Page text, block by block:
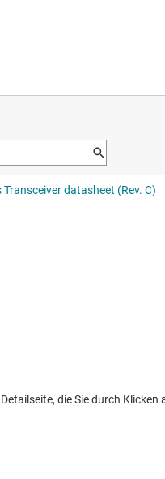
die Sie durch